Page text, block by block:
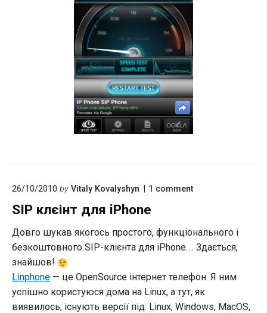
26/10/2010 by Vitaly Kovalyshyn 1 commenton
iPhone"
SIP клєінт для iPhone
Довго шукав якогось простого, функціонального і
безкоштовного SIP-клієнта для iPhone…. Здається,
знайшов!
Linphone — це OpenSource інтернет телефон. Я ним
успішно користуюся дома на Linux, а тут, як
виявилось, існують версії під: Linux, Windows, MacOS,